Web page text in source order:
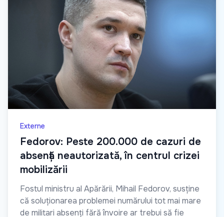
Externe
Fedorov: Peste 200.000 de cazuri de
absență neautorizată, în centrul crizei
mobilizării
Fostul ministru al Apărării, Mihail Fedorov, susține
că soluționarea problemei numărului tot mai mare
de militari absenți fără învoire ar trebui să fie